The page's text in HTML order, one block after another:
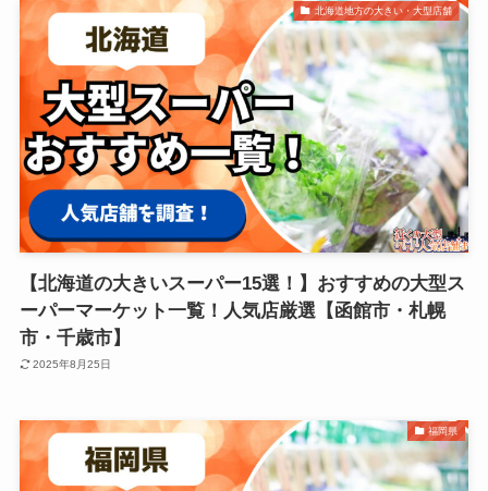
北海道地方の大きい・大型店舗
【北海道の大きいスーパー15選！】おすすめの大型ス
ーパーマーケット一覧！人気店厳選【函館市・札幌
市・千歳市】
2025年8月25日
福岡県